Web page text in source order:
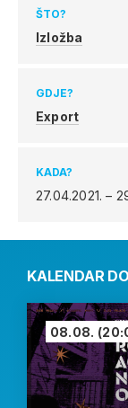
ŠTO?
Izložba
GDJE?
Export
KADA?
27.04.2021. –
KALENDAR
08.08.